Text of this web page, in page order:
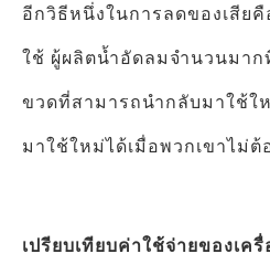
อีกวิธีหนึ่งในการลดของเสีย
ใช้ ผู้ผลิตน้ำอัดลมจำนวนมา
ขวดที่สามารถนำกลับมาใช้ใ
มาใช้ใหม่ได้เมื่อพวกเขาไม่ต้
เปรียบเทียบค่าใช้จ่ายของเค